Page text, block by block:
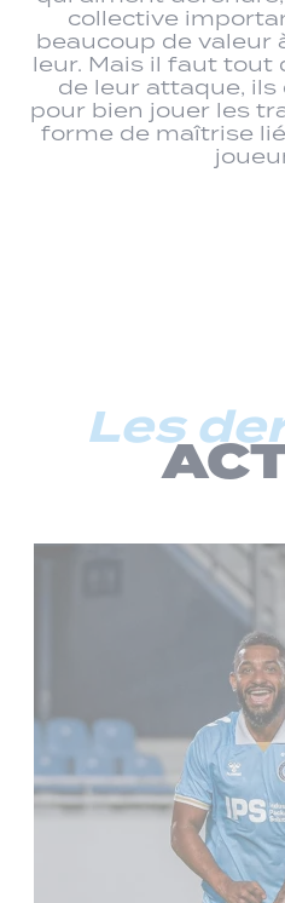
collective
beaucoup de valeur
leur. Mais il faut tout
de leur attaque,
pour bien jouer les
forme de maîtrise
Les